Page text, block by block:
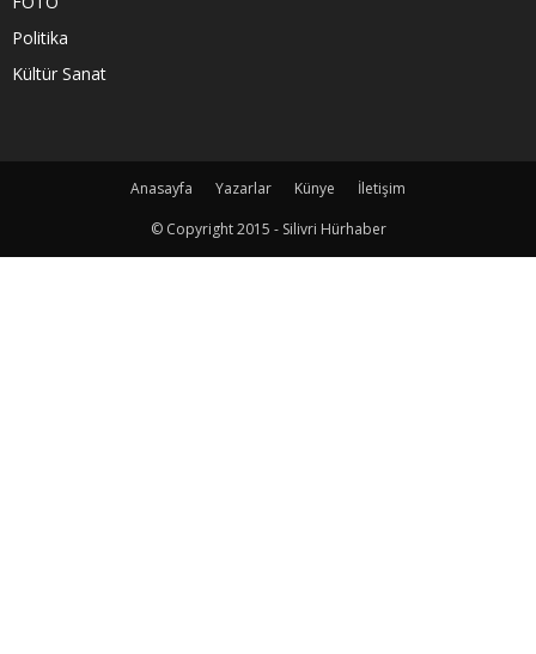
Politika
Kültür Sanat
Anasayfa Yazarlar Künye
İletişim
© Copyright 2015 - Silivri Hürhaber